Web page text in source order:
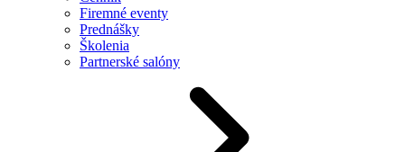
Firemné eventy
Prednášky
Školenia
Partnerské salóny